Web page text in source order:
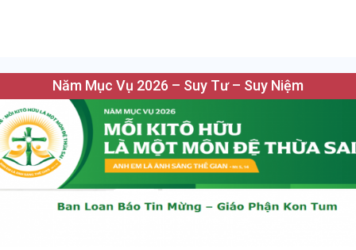
Năm Mục Vụ 2026 – Suy Tư – Suy Niệm